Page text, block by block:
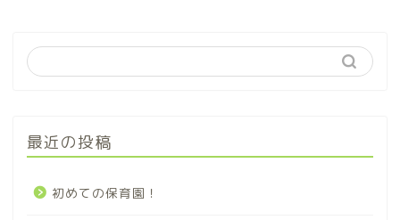
最近の投稿
初めての保育園！